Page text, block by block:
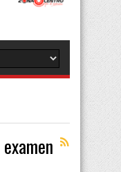
examen